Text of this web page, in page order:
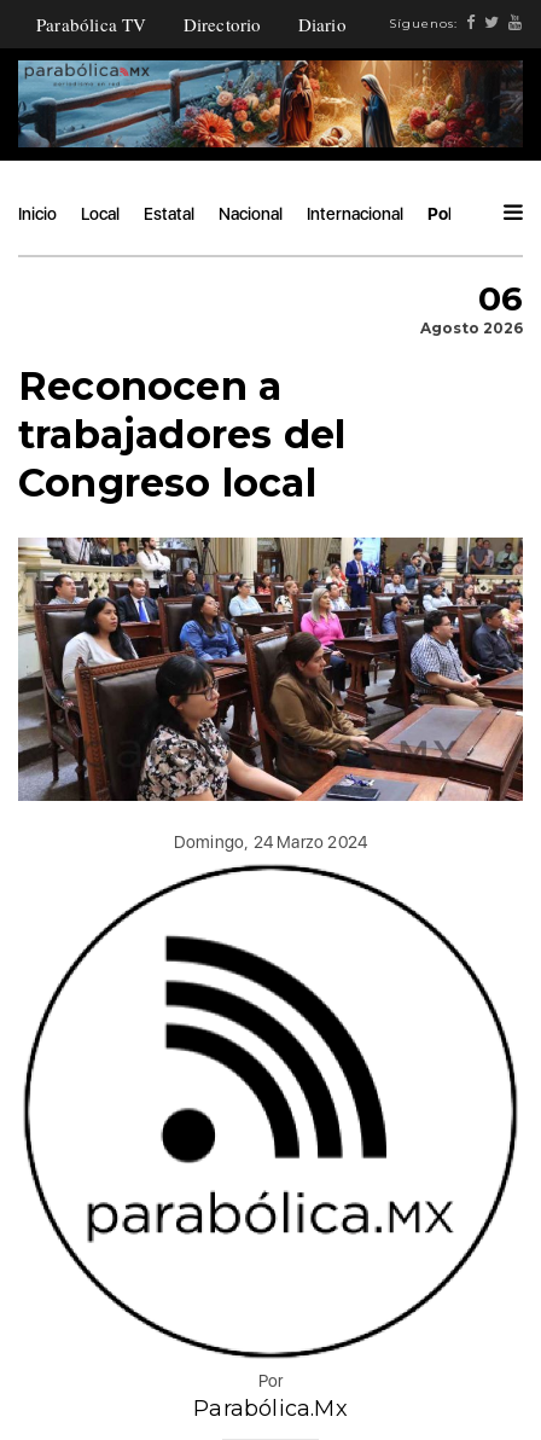
Parabólica TV Directorio Diario Síguenos:
Inicio Local Estatal Nacional Internacional Política
06
Agosto 2026
Reconocen a
trabajadores del
Congreso local
Domingo, 24 Marzo 2024
Por
Parabólica.Mx